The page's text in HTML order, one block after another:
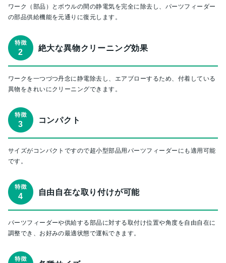
ワーク（部品）とボウルの間の静電気を完全に除去し、パーツフィーダー
の部品供給機能を元通りに復元します。
絶大な異物クリーニング効果
ワークを一つづつ丹念に静電除去し、エアブローするため、付着している
異物をきれいにクリーニングできます。
コンパクト
サイズがコンパクトですので超小型部品用パーツフィーダーにも適用可能
です。
自由自在な取り付けが可能
パーツフィーダーや供給する部品に対する取付け位置や角度を自由自在に
調整でき、お好みの最適状態で運転できます。